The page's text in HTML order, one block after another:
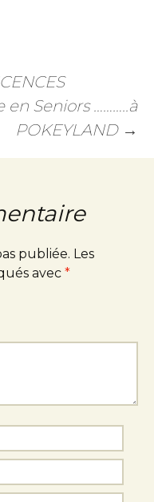
en Seniors ………..à
POKEYLAND →
publiée. Les
avec *